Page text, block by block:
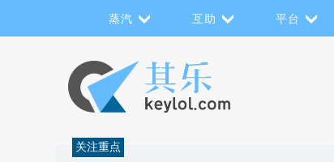
蒸汽 互助 平台
关注重点